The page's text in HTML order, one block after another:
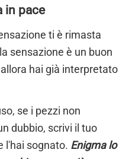
in pace
ti è rimasta
sensazione è un buon
hai già interpretato
se i pezzi non
dubbio, scrivi il tuo
l'hai sognato. Enigma lo